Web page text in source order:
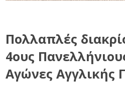
Πολλαπλές
4ους
Αγώνες Αγγλικής